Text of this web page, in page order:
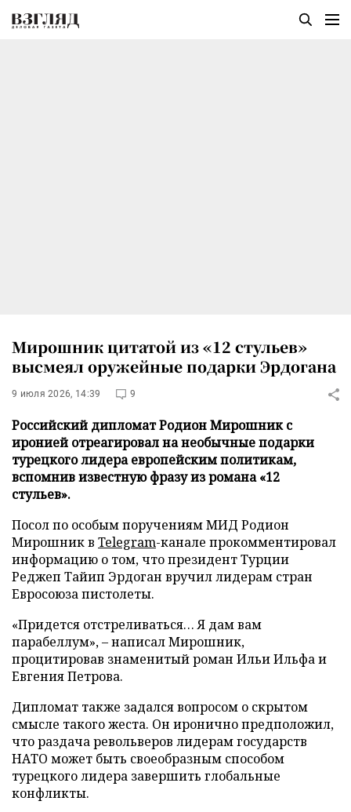
Мирошник цитатой из «12 стульев»
высмеял оружейные подарки Эрдогана
9 июля 2026, 14:39 9
Российский дипломат Родион Мирошник с
иронией отреагировал на необычные подарки
турецкого лидера европейским политикам,
вспомнив известную фразу из романа «12
стульев».
Посол по особым поручениям МИД Родион
Мирошник в Telegram-канале прокомментировал
информацию о том, что президент Турции
Реджеп Тайип Эрдоган вручил лидерам стран
Евросоюза пистолеты.
«Придется отстреливаться… Я дам вам
парабеллум», – написал Мирошник,
процитировав знаменитый роман Ильи Ильфа и
Евгения Петрова.
Дипломат также задался вопросом о скрытом
смысле такого жеста. Он иронично предположил,
что раздача револьверов лидерам государств
НАТО может быть своеобразным способом
турецкого лидера завершить глобальные
конфликты.